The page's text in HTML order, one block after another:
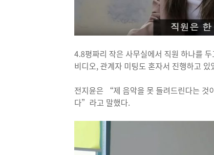
4.8평짜리 작은 사무실에서 직원 하나를
비디오, 관계자 미팅도 혼자서 진행하고 있
전지윤은 “제 음악을 못 들려드린다는 것
다”라고 말했다.